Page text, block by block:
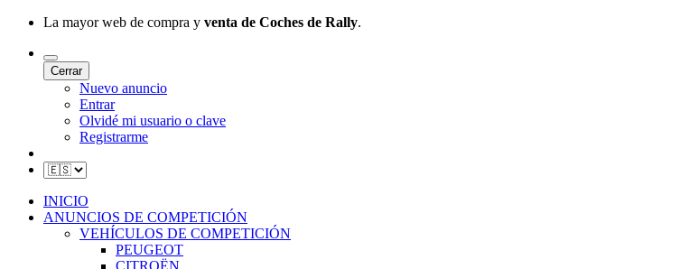
La mayor web de compra y venta de Coches de Rally.
Cerrar
Nuevo anuncio
Entrar
Olvidé mi usuario o clave
Registrarme
INICIO
ANUNCIOS DE COMPETICIÓN
VEHÍCULOS DE COMPETICIÓN
PEUGEOT
CITROËN